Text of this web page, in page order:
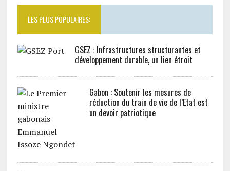
LES PLUS POPULAIRES:
GSEZ : Infrastructures structurantes et
développement durable, un lien étroit
Gabon : Soutenir les mesures de
réduction du train de vie de l’Etat est
un devoir patriotique